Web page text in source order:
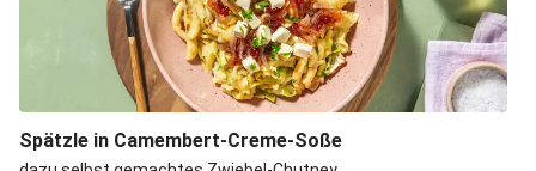
Spätzle in Camembert-Creme-Soße